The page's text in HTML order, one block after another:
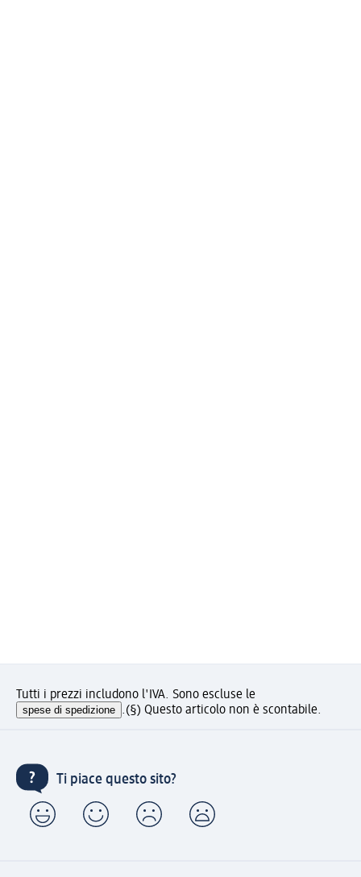
Tutti i prezzi includono l'IVA. Sono escluse le
spese di spedizione .(§) Questo articolo non è scontabile.
Ti piace questo sito?